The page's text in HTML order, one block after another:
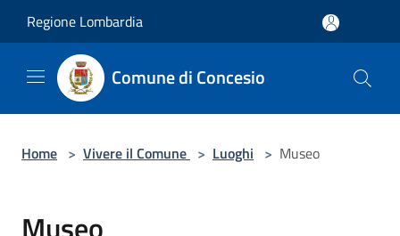
Regione Lombardia
Comune di Concesio
Home > Vivere il Comune > Luoghi > Museo